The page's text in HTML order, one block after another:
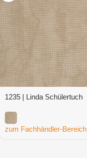
1235 | Linda Schülertuch
zum Fachhändler-Bereich